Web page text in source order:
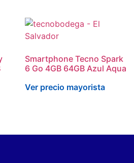
Smartphone Tecno Spark
6 Go 4GB 64GB Azul Aqua
Ver precio mayorista